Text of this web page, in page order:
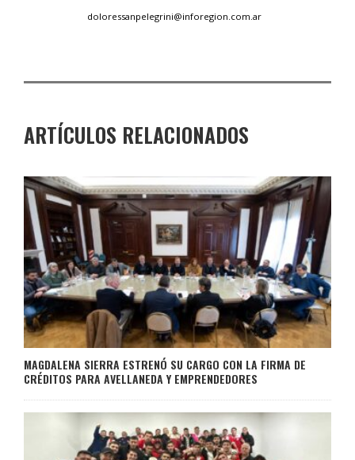
doloressanpelegrini@inforegion.com.ar
ARTÍCULOS RELACIONADOS
MAGDALENA SIERRA ESTRENÓ SU CARGO CON LA FIRMA DE
CRÉDITOS PARA AVELLANEDA Y EMPRENDEDORES